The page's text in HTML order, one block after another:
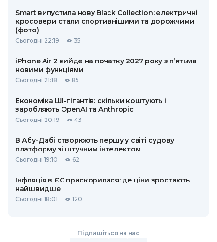
Smart випустила нову Black Collection: електричні
кросовери стали спортивнішими та дорожчими
(фото)
Сьогодні 22:19 35
iPhone Air 2 вийде на початку 2027 року з п’ятьма
новими функціями
Сьогодні 21:18 85
Економіка ШІ-гігантів: скільки коштують і
заробляють OpenAI та Anthropic
Сьогодні 20:19 43
В Абу-Дабі створюють першу у світі судову
платформу зі штучним інтелектом
Сьогодні 19:10 62
Інфляція в ЄС прискорилася: де ціни зростають
найшвидше
Сьогодні 18:01 120
Підпишіться на нас